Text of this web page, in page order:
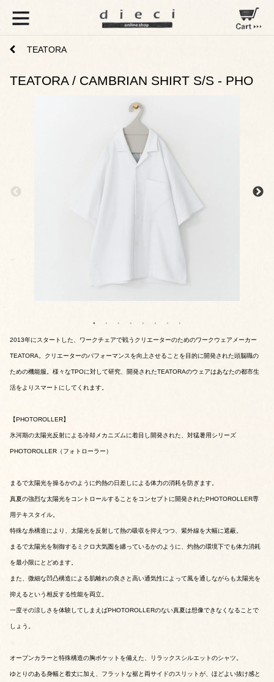
TEATORA
TEATORA / CAMBRIAN SHIRT S/S - PHO
2013年にスタートした、ワークチェアで戦うクリエーターのためのワークウェアメーカー
TEATORA。クリエーターのパフォーマンスを向上させることを目的に開発された頭脳職の
ための機能服。様々なTPOに対して研究、開発されたTEATORAのウェアはあなたの都市生
活をよりスマートにしてくれます。
【PHOTOROLLER】
氷河期の太陽光反射による冷却メカニズムに着目し開発された、対猛暑用シリーズ
PHOTOROLLER（フォトローラー）
まるで太陽光を操るかのように灼熱の日差しによる体力の消耗を防ぎます。
真夏の強烈な太陽光をコントロールすることをコンセプトに開発されたPHOTOROLLER専
用テキスタイル。
特殊な糸構造により、太陽光を反射して熱の吸収を抑えつつ、紫外線を大幅に遮蔽。
まるで太陽光を制御するミクロ大気圏を纏っているかのように、灼熱の環境下でも体力消耗
を最小限にとどめます。
また、微細な凹凸構造による肌離れの良さと高い通気性によって風を通しながらも太陽光を
抑えるという相反する性能を両立。
一度その涼しさを体験してしまえばPHOTOROLLERのない真夏は想像できなくなることで
しょう。
オープンカラーと特殊構造の胸ポケットを備えた、リラックスシルエットのシャツ。
ゆとりのある身幅と着丈に加え、フラットな裾と両サイドのスリットが、ほどよい抜け感と